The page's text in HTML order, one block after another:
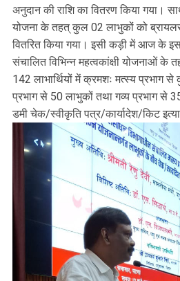
अनुदान की राशि का वितरण किया गया।
योजना के तहत् कुल 02 लाभुकों को
वितरित किया गया। इसी कड़ी में आज के इस
संचालित विभिन्न महत्वकांक्षी योजनाओं के
142 लाभार्थियों में क्रमशः मत्स्य प्रभाग
प्रभाग से 50 लाभुकों तथा गव्य प्रभाग से
डमी चेक/स्वीकृति पत्र/कार्यादेश/किट